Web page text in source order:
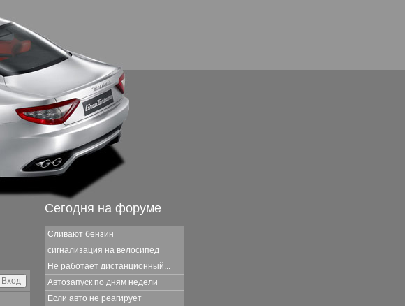
Сегодня на форуме
Сливают бензин
сигнализация на велосипед
Не работает дистанционный...
Автозапуск по дням недели
Если авто не реагирует